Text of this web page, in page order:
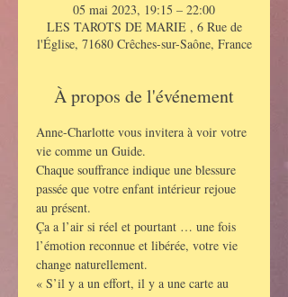
05 mai 2023, 19:15 – 22:00
LES TAROTS DE MARIE , 6 Rue de
l'Église, 71680 Crêches-sur-Saône, France
À propos de l'événement
Anne-Charlotte vous invitera à voir votre
vie comme un Guide.
Chaque souffrance indique une blessure
passée que votre enfant intérieur rejoue
au présent.
Ça a l’air si réel et pourtant … une fois
l’émotion reconnue et libérée, votre vie
change naturellement.
« S’il y a un effort, il y a une carte au